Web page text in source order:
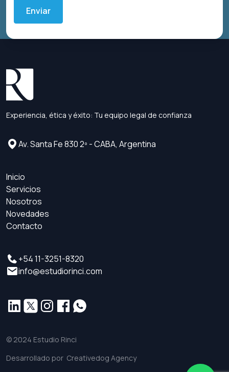
Enviar
Experiencia, ética y éxito: Tu equipo legal de confianza
Av. Santa Fe 830 2º - CABA, Argentina
Inicio
Servicios
Nosotros
Novedades
Contacto
+54 11-3251-8320
info@estudiorinci.com
© 2024 Estudio Rinci
Desarrollado por Creativedog Agency